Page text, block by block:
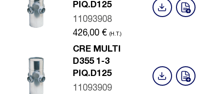
PIQ.D125
11093908
426,00 € (H.T.)
CRE MULTI
D355 1-3
PIQ.D125
11093909